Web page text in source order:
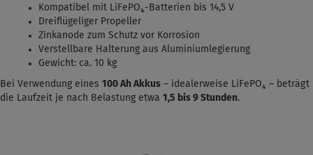
Kompatibel mit LiFePO₄-Batterien bis 14,5 V
Dreiflügeliger Propeller
Zinkanode zum Schutz vor Korrosion
Verstellbare Halterung aus Aluminiumlegierung
Gewicht: ca. 10 kg
Bei Verwendung eines 100 Ah Akkus – idealerweise LiFePO₄ – beträgt
die Laufzeit je nach Belastung etwa 1,5 bis 9 Stunden.